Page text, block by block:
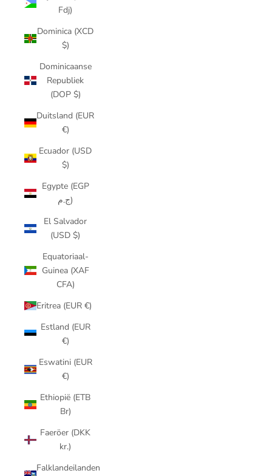
Fdj)
Dominica (XCD
$)
Dominicaanse
Republiek
(DOP $)
Duitsland (EUR
€)
Ecuador (USD
$)
Egypte (EGP
ج.م)
El Salvador
(USD $)
Equatoriaal-
Guinea (XAF
CFA)
Eritrea (EUR €)
Estland (EUR
€)
Eswatini (EUR
€)
Ethiopië (ETB
Br)
Faeröer (DKK
kr.)
Falklandeilanden